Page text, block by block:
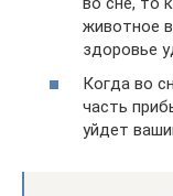
животное
здоровье
Когда во
часть
уйдет